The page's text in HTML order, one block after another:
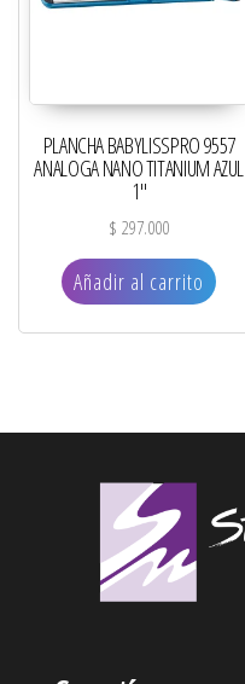
PLANCHA BABYLISSPRO 9557
ANALOGA NANO TITANIUM AZUL
1″
$ 297.000
Añadir al carrito